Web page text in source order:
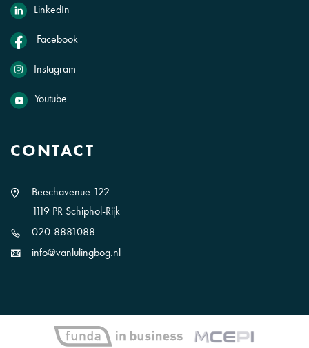
LinkedIn
Facebook
Instagram
Youtube
CONTACT
Beechavenue 122
1119 PR Schiphol-Rijk
020-8881088
info@vanlulingbog.nl